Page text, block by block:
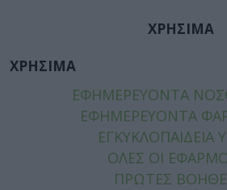
ΧΡΗΣΙΜΑ
ΧΡΗΣΙΜΑ
ΕΦΗΜΕΡΕΥΟΝΤΑ
ΕΦΗΜΕΡΕΥΟΝΤΑ
ΕΓΚΥΚΛΟΠΑΙΔΕΙΑ
ΟΛΕΣ ΟΙ
ΠΡΩΤΕΣ